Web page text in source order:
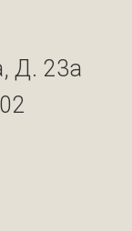
Д. 23а